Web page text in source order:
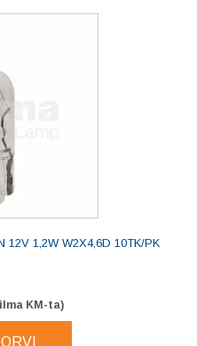
12V 1,2W W2X4,6D 10TK/PK
ilma KM-ta)